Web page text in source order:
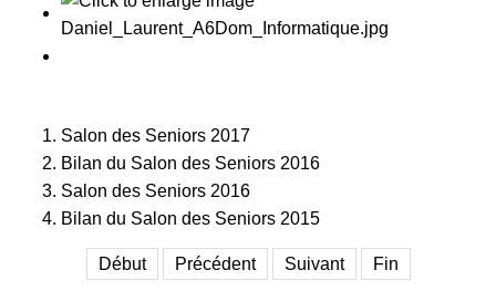
Salon des Seniors 2017
Bilan du Salon des Seniors 2016
Salon des Seniors 2016
Bilan du Salon des Seniors 2015
Début Précédent Suivant Fin